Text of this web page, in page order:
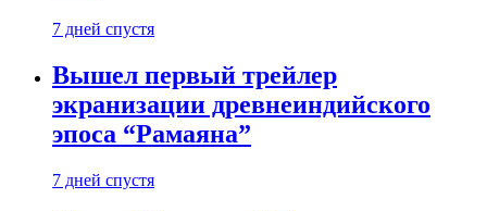
7 дней спустя
Вышел первый трейлер
экранизации древнеиндийского
эпоса “Рамаяна”
7 дней спустя